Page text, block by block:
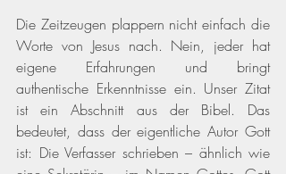
Die Zeitzeugen plappern nicht einfach die
Worte von Jesus nach. Nein, jeder hat
eigene Erfahrungen und bringt
authentische Erkenntnisse ein. Unser Zitat
ist ein Abschnitt aus der Bibel. Das
bedeutet, dass der eigentliche Autor Gott
ist: Die Verfasser schrieben – ähnlich wie